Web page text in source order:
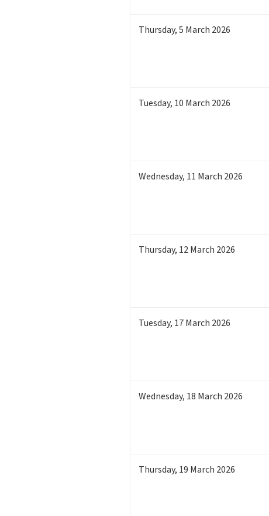
Thursday,5 March 2026
Tuesday, 10 March 2026
Wednesday, 11 March 2026
Thursday, 12March 2026
Tuesday, 17March 2026
Wednesday, 18 March 2026
Thursday, 19 March 2026